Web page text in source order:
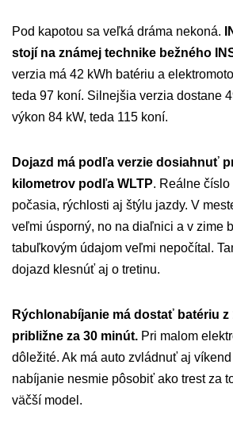
Pod kapotou sa veľká dráma nekoná.
stojí na známej technike bežného
verzia má 42 kWh batériu a
teda 97 koní. Silnejšia verzia dostane
výkon 84 kW, teda 115 koní.
Dojazd má podľa verzie dosiahnuť
kilometrov podľa WLTP. Reálne
počasia, rýchlosti aj štýlu jazdy. V
veľmi úsporný, no na diaľnici a v zime
tabuľkovým údajom veľmi nepočítal.
dojazd klesnúť aj o tretinu.
Rýchlonabíjanie má dostať batériu z
približne za 30 minút. Pri malom
dôležité. Ak má auto zvládnuť aj
nabíjanie nesmie pôsobiť ako trest za
väčší model.